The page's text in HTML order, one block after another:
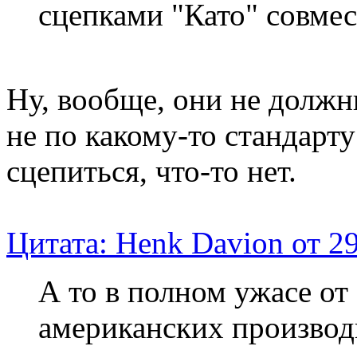
сцепками "Като"
Ну, вообще, они не
не по какому-то
сцепиться, что-то нет.
Цитата: Henk Davion от
А то в полном ужасе от
американских